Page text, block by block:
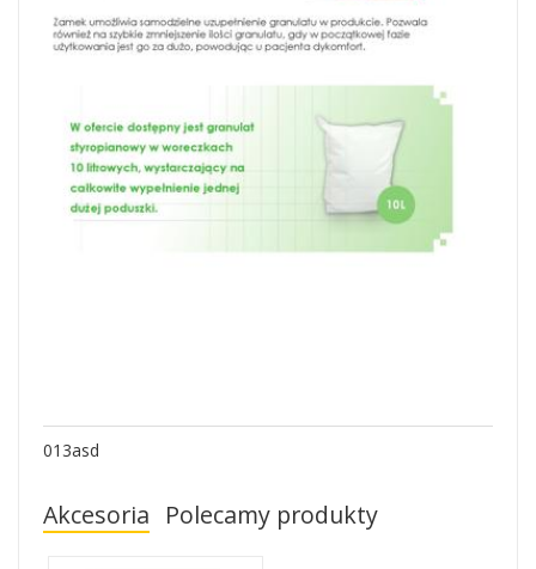
013asd
Akcesoria Polecamy produkty